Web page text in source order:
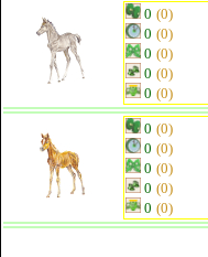
0 (0)
0 (0)
0 (0)
0 (0)
0 (0)
0 (0)
0 (0)
0 (0)
0 (0)
0 (0)